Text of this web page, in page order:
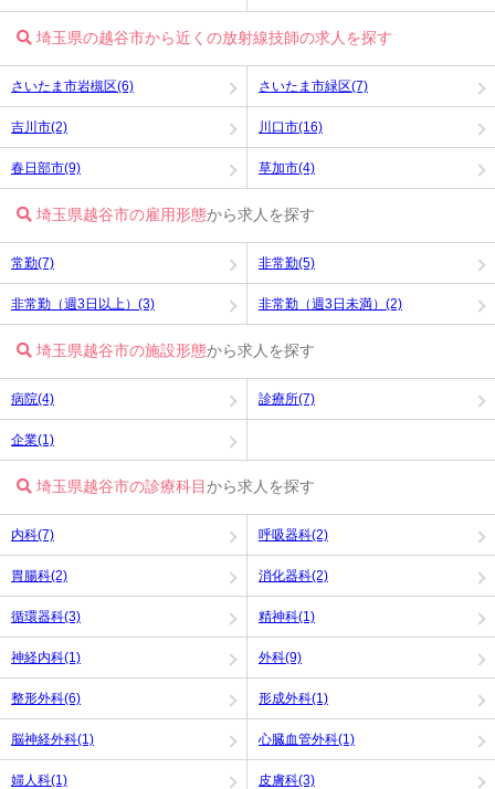
埼玉県の越谷市から近くの放射線技師の求人を探す
さいたま市岩槻区(6) さいたま市緑区(7)
吉川市(2) 川口市(16)
春日部市(9) 草加市(4)
埼玉県越谷市の雇用形態から求人を探す
常勤(7) 非常勤(5)
非常勤（週3日以上）(3) 非常勤（週3日未満）(2)
埼玉県越谷市の施設形態から求人を探す
病院(4) 診療所(7)
企業(1)
埼玉県越谷市の診療科目から求人を探す
内科(7) 呼吸器科(2)
胃腸科(2) 消化器科(2)
循環器科(3) 精神科(1)
神経内科(1) 外科(9)
整形外科(6) 形成外科(1)
脳神経外科(1) 心臓血管外科(1)
婦人科(1) 皮膚科(3)